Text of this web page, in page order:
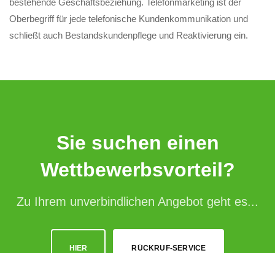
bestehende Geschäftsbeziehung. Telefonmarketing ist der
Oberbegriff für jede telefonische Kundenkommunikation und
schließt auch Bestandskundenpflege und Reaktivierung ein.
Sie suchen einen
Wettbewerbsvorteil?
Zu Ihrem unverbindlichen Angebot geht es...
HIER RÜCKRUF-SERVICE